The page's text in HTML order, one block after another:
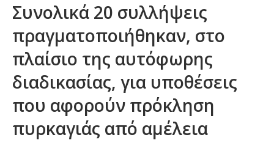
Συνολικά 20 συλλήψεις
πραγματοποιήθηκαν, στο
πλαίσιο της αυτόφωρης
διαδικασίας, για υποθέσεις
που αφορούν πρόκληση
πυρκαγιάς από αμέλεια